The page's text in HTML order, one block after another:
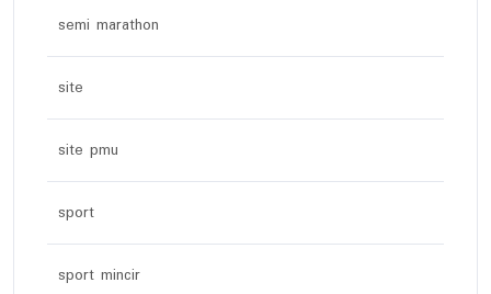
semi marathon
site
site pmu
sport
sport mincir